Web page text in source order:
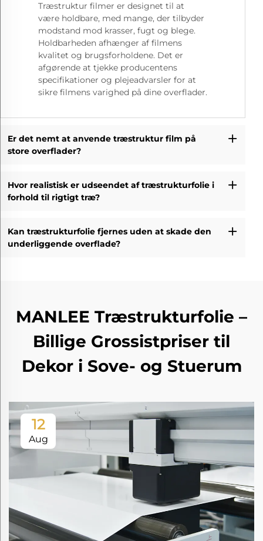
Træstruktur filmer er designet til at
være holdbare, med mange, der tilbyder
modstand mod krasser, fugt og blege.
Holdbarheden afhænger af filmens
kvalitet og brugsforholdene. Det er
afgørende at tjekke producentens
specifikationer og plejeadvarsler for at
sikre filmens varighed på dine overflader.
Er det nemt at anvende træstruktur film på
store overflader?
Hvor realistisk er udseendet af træstrukturfolie i
forhold til rigtigt træ?
Kan træstrukturfolie fjernes uden at skade den
underliggende overflade?
MANLEE Træstrukturfolie –
Billige Grossistpriser til
Dekor i Sove- og Stuerum
12
Aug